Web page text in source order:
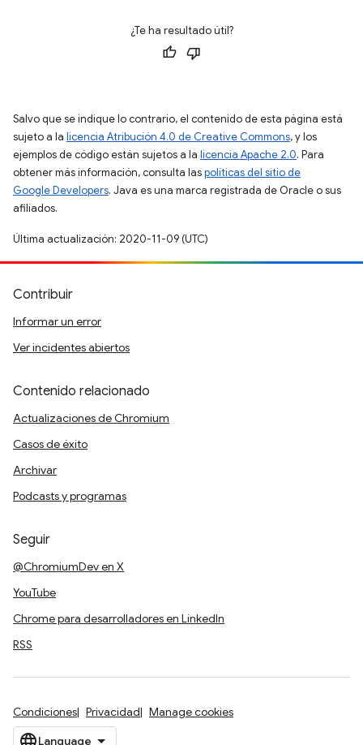
¿Te ha resultado útil?
Salvo que se indique lo contrario, el contenido de esta página está
sujeto a la licencia Atribución 4.0 de Creative Commons, y los
ejemplos de código están sujetos a la licencia Apache 2.0. Para
obtener más información, consulta laspolíticas del sitio de
Google Developers. Java es una marca registrada de Oracle o sus
afiliados.
Última actualización: 2020-11-09 (UTC)
Contribuir
Informar un error
Ver incidentes abiertos
Contenido relacionado
Actualizaciones de Chromium
Casos de éxito
Archivar
Podcasts y programas
Seguir
@ChromiumDev en X
YouTube
Chrome para desarrolladores en LinkedIn
RSS
Condiciones Privacidad Manage cookies